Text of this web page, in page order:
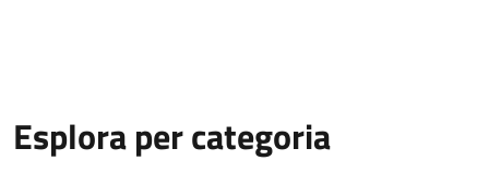
Esplora per categoria